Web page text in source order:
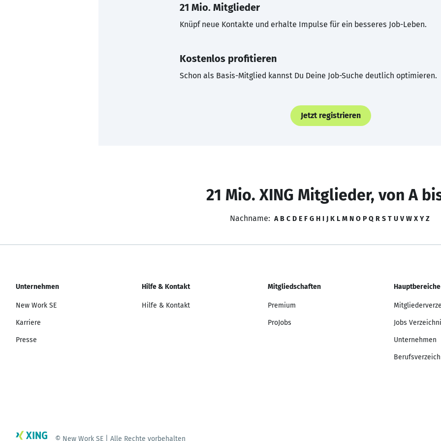
21 Mio. Mitglieder
Knüpf neue Kontakte und erhalte Impulse für ein besseres Job-Leben.
Kostenlos profitieren
Schon als Basis-Mitglied kannst Du Deine Job-Suche deutlich optimieren.
Jetzt registrieren
21 Mio. XING Mitglieder, von A
Nachname: A B C D E F G H I J K L M N O P Q R S T U V W X Y Z
Unternehmen
New Work SE
Karriere
Presse
Hilfe & Kontakt
Hilfe & Kontakt
Mitgliedschaften
Premium
ProJobs
Hauptbereiche
Jobs
Unternehmen
© New Work SE | Alle Rechte vorbehalten